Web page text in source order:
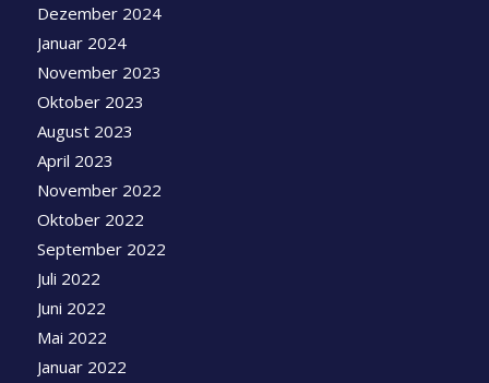
Dezember 2024
Januar 2024
November 2023
Oktober 2023
August 2023
April 2023
November 2022
Oktober 2022
September 2022
Juli 2022
Juni 2022
Mai 2022
Januar 2022